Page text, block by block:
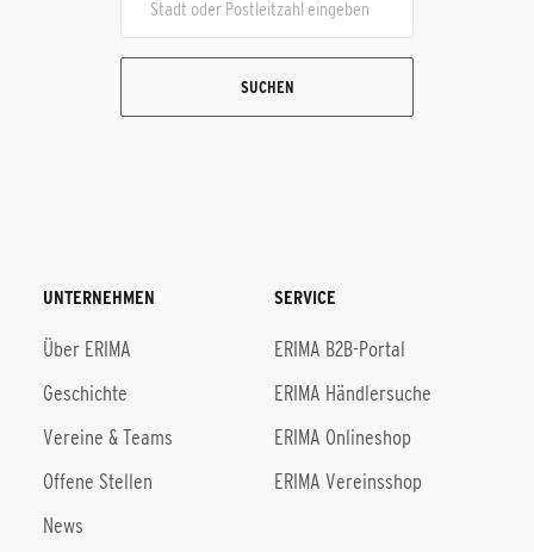
SUCHEN
UNTERNEHMEN
Über ERIMA
Geschichte
Vereine & Teams
Offene Stellen
News
SERVICE
ERIMA B2B-Portal
ERIMA Händlersuche
ERIMA Onlineshop
ERIMA Vereinsshop